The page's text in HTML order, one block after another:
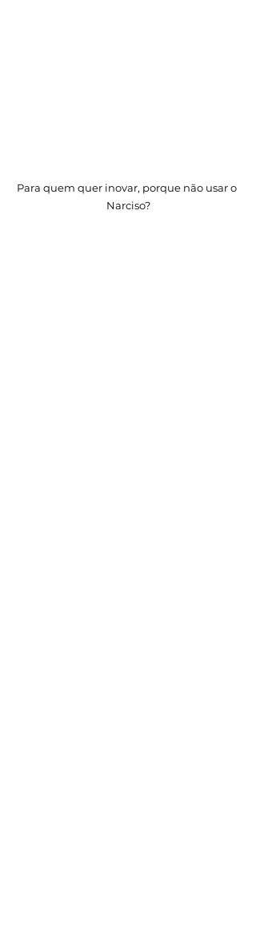
Para quem quer inovar, porque não usar o
Narciso?